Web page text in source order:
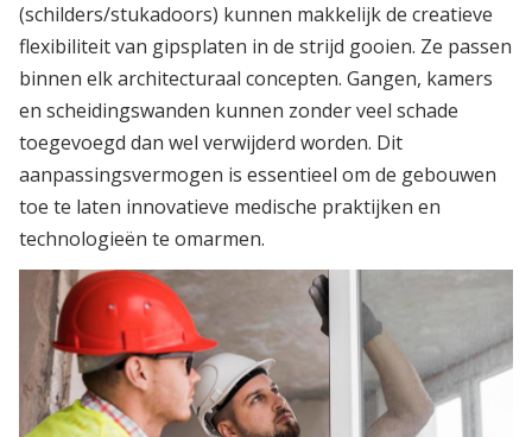
(schilders/stukadoors) kunnen makkelijk de creatieve
flexibiliteit van gipsplaten in de strijd gooien. Ze passen
binnen elk architecturaal concepten. Gangen, kamers
en scheidingswanden kunnen zonder veel schade
toegevoegd dan wel verwijderd worden. Dit
aanpassingsvermogen is essentieel om de gebouwen
toe te laten innovatieve medische praktijken en
technologieën te omarmen.